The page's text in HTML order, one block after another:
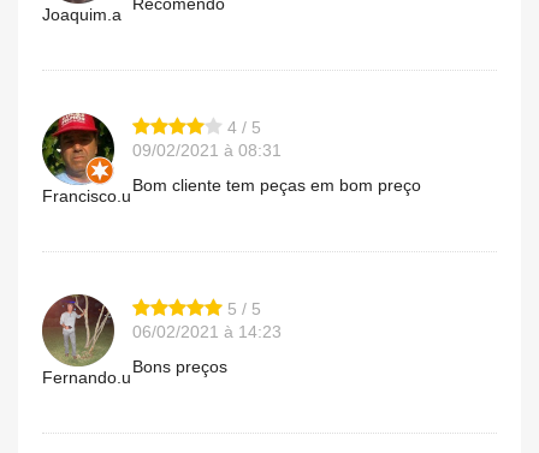
Joaquim.a
Francisco.u
4 / 5
09/02/2021 à 08:31
Bom cliente tem peças em bom preço
Fernando.u
5 / 5
06/02/2021 à 14:23
Bons preços